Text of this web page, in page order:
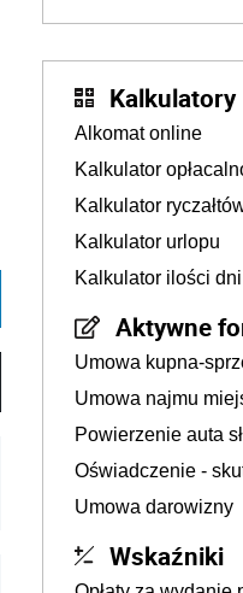
Kalkulatory
Alkomat online
Kalkulator
Kalkulator
Kalkulator urlopu
Kalkulator ilości dni
Aktywne
Umowa kupna-
Umowa najmu
Powierzenie auta
Oświadczenie -
Umowa darowizny
Wskaźniki